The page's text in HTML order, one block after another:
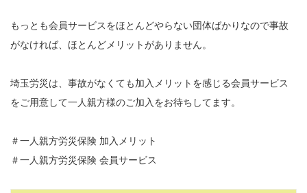
もっとも会員サービスをほとんどやらない団体ばかりなので事故
がなければ、ほとんどメリットがありません。
埼玉労災は、事故がなくても加入メリットを感じる会員サービス
をご用意して一人親方様のご加入をお待ちしてます。
＃一人親方労災保険 加入メリット
＃一人親方労災保険 会員サービス